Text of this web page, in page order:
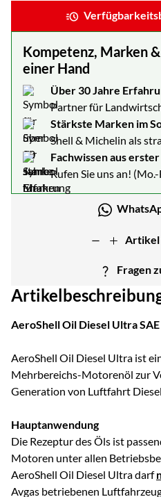
Kompetenz, Marken
einer Hand
Über 30 Jahre
Partner für
Stärkste Marken im
Shell & Michelin als
Fachwissen aus
Rufen Sie uns an!
Artikel
Fragen
AeroShell Oil Diesel Ultra
AeroShell Oil Diesel Ultra ist
Mehrbereichs-Motorenöl zur
Generation von Luftfahrt
Hauptanwendung
Die Rezeptur des Öls ist
Motoren unter allen
AeroShell Oil Diesel Ultra darf
Avgas betriebenen